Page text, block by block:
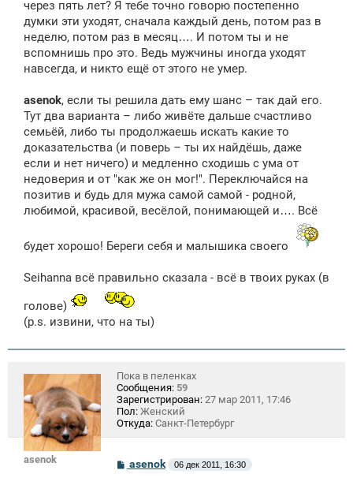
через пять лет? Я тебе точно говорю постепенно
думки эти уходят, сначала каждый день, потом раз в
неделю, потом раз в месяц…. И потом ты и не
вспомнишь про это. Ведь мужчины иногда уходят
навсегда, и никто ещё от этого не умер.
asenok, если ты решила дать ему шанс – так дай его.
Тут два варианта – либо живёте дальше счастливо
семьёй, либо ты продолжаешь искать какие то
доказательства (и поверь – ты их найдёшь, даже
если и нет ничего) и медленно сходишь с ума от
недоверия и от "как же он мог!". Переключайся на
позитив и будь для мужа самой самой - родной,
любимой, красивой, весёлой, понимающей и…. Всё
будет хорошо! Береги себя и малышика своего
Seihanna всё правильно сказала - всё в твоих руках (в
голове)
(p.s. извини, что на ты)
asenok
Пока в пеленках
Сообщения: 59
Зарегистрирован: 27 мар 2011, 17:46
Пол: Женский
Откуда: Санкт-Петербург
Сasenok 06 дек 2011, 16:30